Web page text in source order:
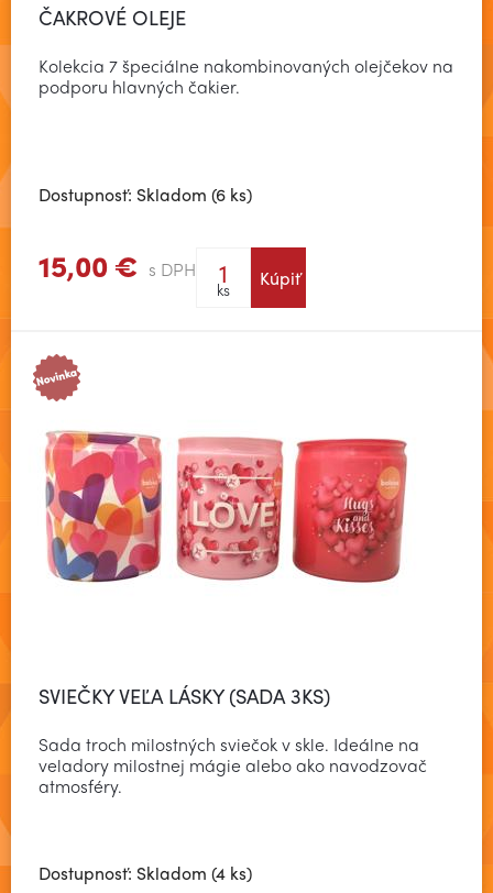
ČAKROVÉ OLEJE
Kolekcia 7 špeciálne nakombinovaných olejčekov na
podporu hlavných čakier.
Dostupnosť: Skladom (6 ks)
15,00 € s DPH
ks Kúpiť
Zobraziť viac
SVIEČKY VEĽA LÁSKY (SADA 3KS)
Sada troch milostných sviečok v skle. Ideálne na
veladory milostnej mágie alebo ako navodzovač
atmosféry.
Dostupnosť: Skladom (4 ks)